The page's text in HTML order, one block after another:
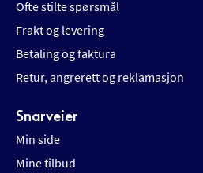
Ofte stilte spørsmål
Frakt og levering
Betaling og faktura
Retur, angrerett og reklamasjon
Snarveier
Min side
Mine tilbud